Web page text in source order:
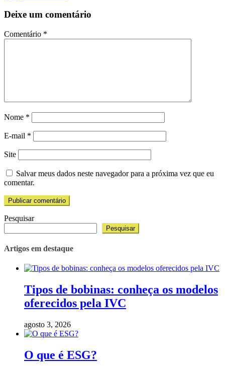
Deixe um comentário
Comentário *
Nome *
E-mail *
Site
Salvar meus dados neste navegador para a próxima vez que eu
comentar.
Pesquisar
Pesquisar
Artigos em destaque
Tipos de bobinas: conheça os modelos
oferecidos pela IVC
agosto 3, 2026
O que é ESG?